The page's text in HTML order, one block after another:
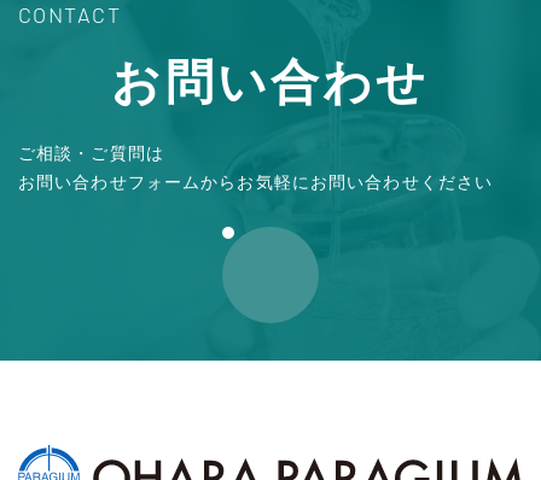
CONTACT
お問い合わせ
ご相談・ご質問は
お問い合わせフォームからお気軽にお問い合わせください